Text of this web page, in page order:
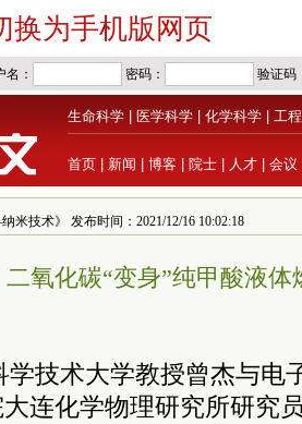
换为手机版网页
生命科学 医学科学 化学科学 工
首页 新闻 博客 院士 人才 会议
米技术》 发布时间：2021/12/16 10:02:18
二氧化碳“变身”纯甲酸液体
学技术大学教授曾杰与电
大连化学物理研究所研究